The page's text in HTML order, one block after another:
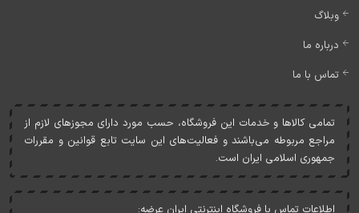
وبلاگ
درباره ما
تماس با ما
تمامی کالاها و خدمات اين فروشگاه، حسب مورد دارای مجوزهای لازم از
مراجع مربوطه می‌باشند و فعاليت‌های اين سايت تابع قوانين و مقررات
جمهوری اسلامی ايران است.